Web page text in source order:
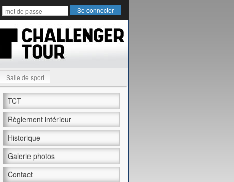
Salle de sport
TCT
Règlement intérieur
Historique
Galerie photos
Contact